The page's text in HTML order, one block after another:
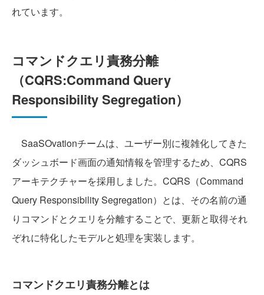
れています。
コマンドクエリ責務分離
（CQRS:Command Query
Responsibility Segregation）
SaaSOvationチームは、ユーザー別に複雑化してきた
ダッシュボード画面の通知情報を管理するため、CQRS
アーキテクチャーを採用しました。CQRS（Command
Query Responsibility Segregation）とは、その名前の通
りコマンドとクエリを分離することで、更新と取得それ
ぞれに特化したモデルと処理を実装します。
コマンドクエリ責務分離とは